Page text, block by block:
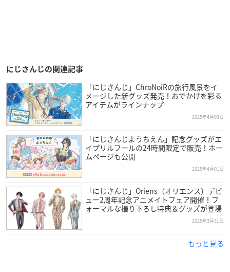
にじさんじの関連記事
「にじさんじ」ChroNoiRの旅行風景をイ
メージした新グッズ発売！おでかけを彩る
アイテムがラインナップ
2025年4月03日
「にじさんじようちえん」記念グッズがエ
イプリルフールの24時間限定で販売！ホー
ムページも公開
2025年4月01日
「にじさんじ」Oriens（オリエンス）デビ
ュー2周年記念アニメイトフェア開催！フ
ォーマルな撮り下ろし特典＆グッズが登場
2025年3月31日
もっと見る